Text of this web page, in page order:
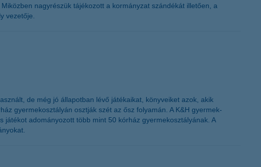
nagyrészük tájékozott a kormányzat szándékát illetően, a
vezetője.
de még jó állapotban lévő játékaikat, könyveiket azok, akik
gyermekosztályán osztják szét az ősz folyamán. A K&H gyermek-
adományozott több mint 50 kórház gyermekosztályának. A